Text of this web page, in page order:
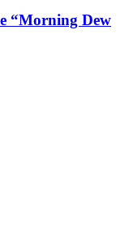
“Morning Dew